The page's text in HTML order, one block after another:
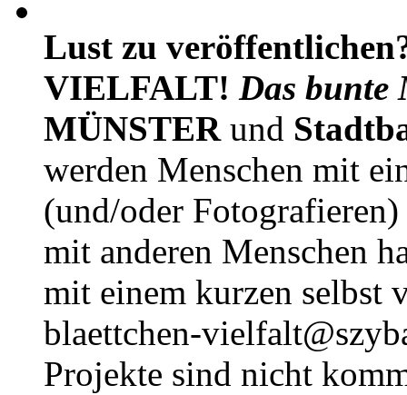
Lust zu
VIELFALT! Das bunte
MÜNSTERund
werden Menschen mit
(und/oder
mit anderen Menschen
mit einem kurzen selbst
blaettchen-
Projekte sind nicht